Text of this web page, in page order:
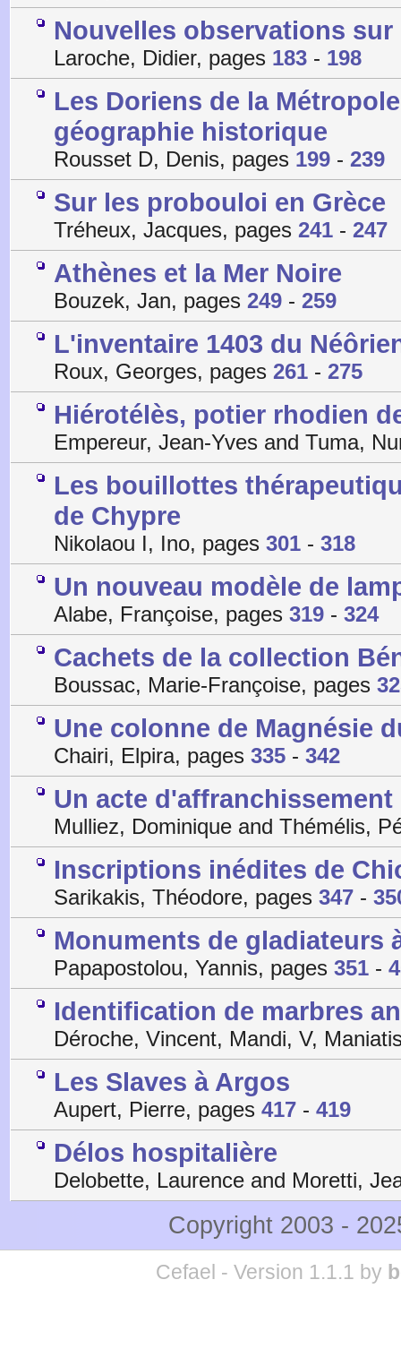
Nouvelles observations
Laroche, Didier, pages 183 - 198
Les Doriens de la
géographie historique
Rousset D, Denis, pages 199 - 239
Sur les probouloi en Grèce
Tréheux, Jacques, pages 241 - 247
Athènes et la Mer Noire
Bouzek, Jan, pages 249 - 259
L'inventaire 1403 du
Roux, Georges, pages 261 - 275
Hiérotélès, potier rhodien
Empereur, Jean-Yves and Tuma,
Les bouillottes
de Chypre
Nikolaou I, Ino, pages 301 - 318
Un nouveau modèle de
Alabe, Françoise, pages 319 - 324
Cachets de la collection
Boussac, Marie-Françoise, pages
Une colonne de Magnésie
Chairi, Elpira, pages 335 - 342
Un acte
Mulliez, Dominique and Thémélis,
Inscriptions inédites de
Sarikakis, Théodore, pages 347 -
Monuments de gladiateurs
Papapostolou, Yannis, pages 351 -
Identification de marbres
Déroche, Vincent, Mandi, V,
Les Slaves à Argos
Aupert, Pierre, pages 417 - 419
Délos hospitalière
Delobette, Laurence and Moretti,
Copyright 2003 -
Cefael - Version 1.1.1 by